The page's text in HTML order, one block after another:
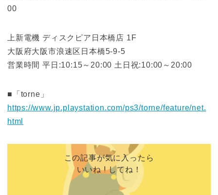
00
上新電機 ディスクピア日本橋店 1F
大阪府大阪市浪速区日本橋5-9-5
営業時間 平日:10:15～20:00 土日祝:10:00～20:00
■「torne」
https://www.jp.playstation.com/ps3/torne/feature/net.
html
この記事が気に入ったら
いいね ! してね！